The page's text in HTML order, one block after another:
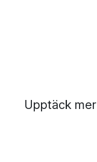
Upptäck mer